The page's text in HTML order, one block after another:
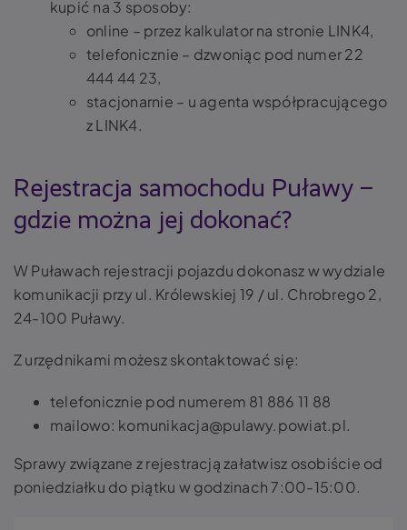
kupić na 3 sposoby:
online – przez kalkulator na stronie LINK4,
telefonicznie – dzwoniąc pod numer 22
444 44 23,
stacjonarnie – u agenta współpracującego
z LINK4.
Rejestracja samochodu Puławy –
gdzie można jej dokonać?
W Puławach rejestracji pojazdu dokonasz w wydziale
komunikacji przy ul. Królewskiej 19 / ul. Chrobrego 2,
24-100 Puławy.
Z urzędnikami możesz skontaktować się:
telefonicznie pod numerem 81 886 11 88
mailowo: komunikacja@pulawy.powiat.pl.
Sprawy związane z rejestracją załatwisz osobiście od
poniedziałku do piątku w godzinach 7:00-15:00.